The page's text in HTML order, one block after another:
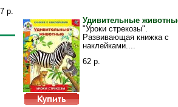
Удивительные
"Уроки стрекозы".
Развивающая книжка с
наклейками....
62 р.
р.